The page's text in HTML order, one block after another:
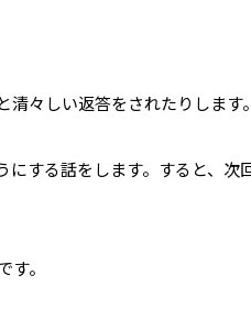
々しい返答をされたりします。
する話をします。すると、次
。